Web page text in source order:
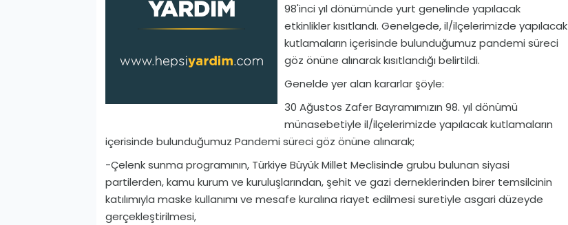
98'inci yıl dönümünde yurt genelinde yapılacak
etkinlikler kısıtlandı. Genelgede, il/ilçelerimizde yapılacak
kutlamaların içerisinde bulunduğumuz pandemi süreci
göz önüne alınarak kısıtlandığı belirtildi.
Genelde yer alan kararlar şöyle:
30 Ağustos Zafer Bayramımızın 98. yıl dönümü
münasebetiyle il/ilçelerimizde yapılacak kutlamaların
içerisinde bulunduğumuz Pandemi süreci göz önüne alınarak;
-Çelenk sunma programının, Türkiye Büyük Millet Meclisinde grubu bulunan siyasi
partilerden, kamu kurum ve kuruluşlarından, şehit ve gazi derneklerinden birer temsilcinin
katılımıyla maske kullanımı ve mesafe kuralına riayet edilmesi suretiyle asgari düzeyde
gerçekleştirilmesi,